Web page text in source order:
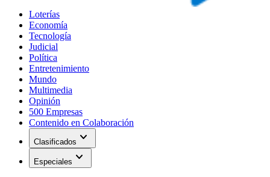
Loterías
Economía
Tecnología
Judicial
Política
Entretenimiento
Mundo
Multimedia
Opinión
500 Empresas
Contenido en Colaboración
Clasificados expand_more
Especiales expand_more